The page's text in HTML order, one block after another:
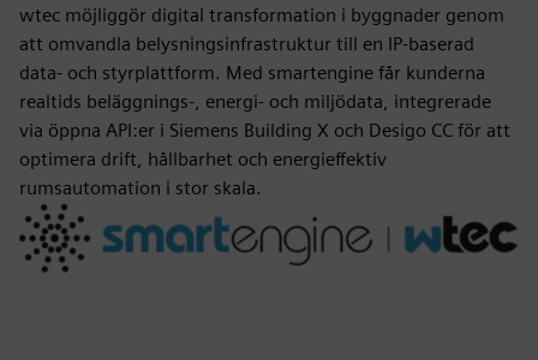
wtec möjliggör digital transformation i byggnader genom
att omvandla belysningsinfrastruktur till en IP-baserad
data- och styrplattform. Med smartengine får kunderna
realtids beläggnings-, energi- och miljödata, integrerade
via öppna API:er i Siemens Building X och Desigo CC för att
optimera drift, hållbarhet och energieffektiv
rumsautomation i stor skala.